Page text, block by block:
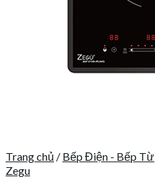
Trang chủ / Bếp Điện - Bếp Từ
Zegu